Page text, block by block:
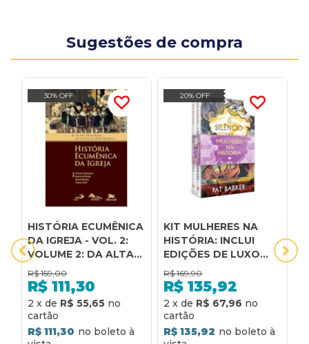
Sugestões de compra
30% OFF
HISTÓRIA ECUMÊNICA
DA IGREJA - VOL. 2:
VOLUME 2: DA ALTA
IDADE MÉDIA ATÉ O
INÍCIO DA IDADE
MODERNA
R$ 159,00
R$ 111,30
2 x de R$ 55,65
R$ 111,30
20% OFF
KIT MULHERES NA
HISTÓRIA: INCLUI
EDIÇÕES DE LUXO
DOS BEST-SELLERS O
SILÊNCIO DA
MULHERES E
MULHERES DE TRÓIA
R$ 169,90
R$ 135,92
2 x de R$ 67,96
R$ 135,92